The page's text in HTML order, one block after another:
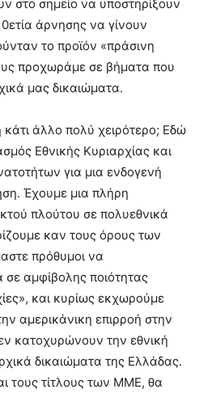
στο σημείο να υποστηρίξουν
άρνησης να γίνουν
το προϊόν «πράσινη
προχωράμε σε βήματα που
μας δικαιώματα.
κάτι άλλο πολύ χειρότερο; Εδώ
Εθνικής Κυριαρχίας και
για μια ενδογενή
Έχουμε μια πλήρη
πλούτου σε πολυεθνικά
καν τους όρους των
πρόθυμοι να
αμφίβολης ποιότητας
και κυρίως εκχωρούμε
αμερικάνικη επιρροή στην
κατοχυρώνουν την εθνική
δικαιώματα της Ελλάδας.
τους τίτλους των ΜΜΕ, θα